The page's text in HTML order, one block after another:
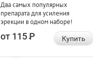
Два самых популярных
препарата для усиления
эрекции в одном наборе!
от 115Р Купить